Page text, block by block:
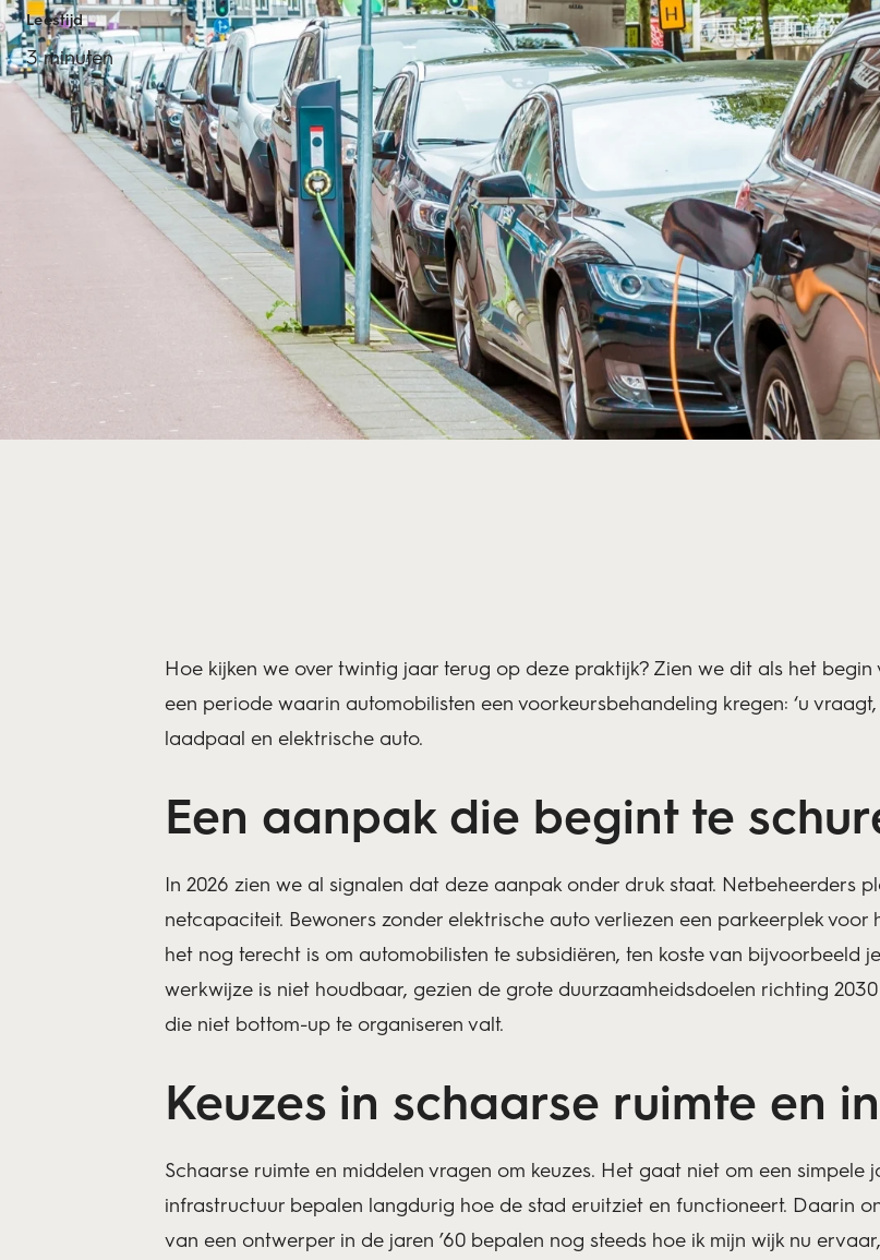
Leestijd
3 minuten
Hoe kijken we over twintig jaar terug op deze praktijk? Zien we dit als het
een periode waarin automobilisten een voorkeursbehandeling kregen: ‘u
laadpaal en elektrische auto.
Een aanpak die begint te
In 2026 zien we al signalen dat deze aanpak onder druk staat. Netbeheerders
netcapaciteit. Bewoners zonder elektrische auto verliezen een parkeerplek
het nog terecht is om automobilisten te subsidiëren, ten koste van bijvoorbeeld
werkwijze is niet houdbaar, gezien de grote duurzaamheidsdoelen richting
die niet bottom-up te organiseren valt.
Keuzes in schaarse ruimte en
Schaarse ruimte en middelen vragen om keuzes. Het gaat niet om een
infrastructuur bepalen langdurig hoe de stad eruitziet en functioneert. Daarin
van een ontwerper in de jaren ’60 bepalen nog steeds hoe ik mijn wijk nu